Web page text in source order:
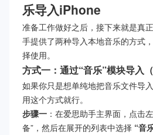
乐导入iPhone
准备工作做好之后，接下来就是真
手提供了两种导入本地音乐的方式
择使用。
方式一：通过“音乐”模块导入
如果你只是想单纯地把音乐文件导
用这个方式就行。
步骤一 ：在爱思助手主界面，点击
备”，然后在展开的列表中选择 “音